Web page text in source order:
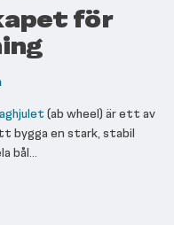
för
(ab wheel) är ett av
bygga en stark, stabil
bål...